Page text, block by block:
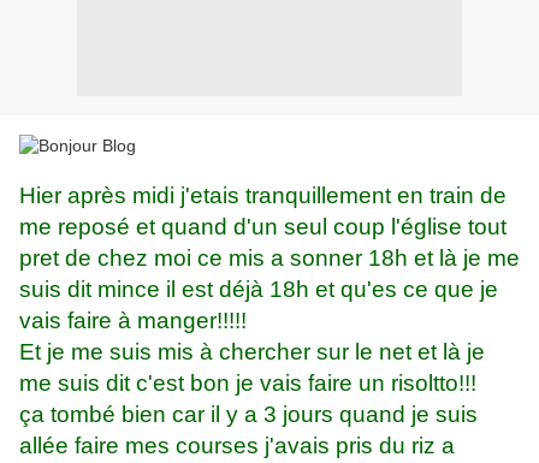
Hier après midi j'etais tranquillement en train de
me reposé et quand d'un seul coup l'église tout
pret de chez moi ce mis a sonner 18h et là je me
suis dit mince il est déjà 18h et qu'es ce que je
vais faire à manger!!!!!
Et je me suis mis à chercher sur le net et là je
me suis dit c'est bon je vais faire un risoltto!!!
ça tombé bien car il y a 3 jours quand je suis
allée faire mes courses j'avais pris du riz a